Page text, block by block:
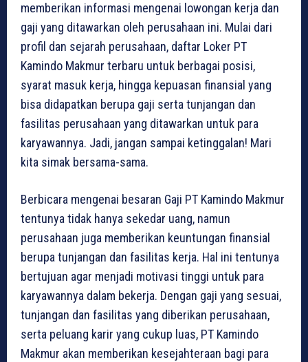
memberikan informasi mengenai lowongan kerja dan
gaji yang ditawarkan oleh perusahaan ini. Mulai dari
profil dan sejarah perusahaan, daftar Loker PT
Kamindo Makmur terbaru untuk berbagai posisi,
syarat masuk kerja, hingga kepuasan finansial yang
bisa didapatkan berupa gaji serta tunjangan dan
fasilitas perusahaan yang ditawarkan untuk para
karyawannya. Jadi, jangan sampai ketinggalan! Mari
kita simak bersama-sama.
Berbicara mengenai besaran Gaji PT Kamindo Makmur
tentunya tidak hanya sekedar uang, namun
perusahaan juga memberikan keuntungan finansial
berupa tunjangan dan fasilitas kerja. Hal ini tentunya
bertujuan agar menjadi motivasi tinggi untuk para
karyawannya dalam bekerja. Dengan gaji yang sesuai,
tunjangan dan fasilitas yang diberikan perusahaan,
serta peluang karir yang cukup luas, PT Kamindo
Makmur akan memberikan kesejahteraan bagi para